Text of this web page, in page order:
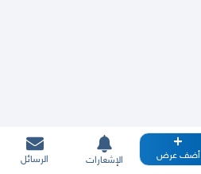
أضف عرض الإشعارات الرسائل